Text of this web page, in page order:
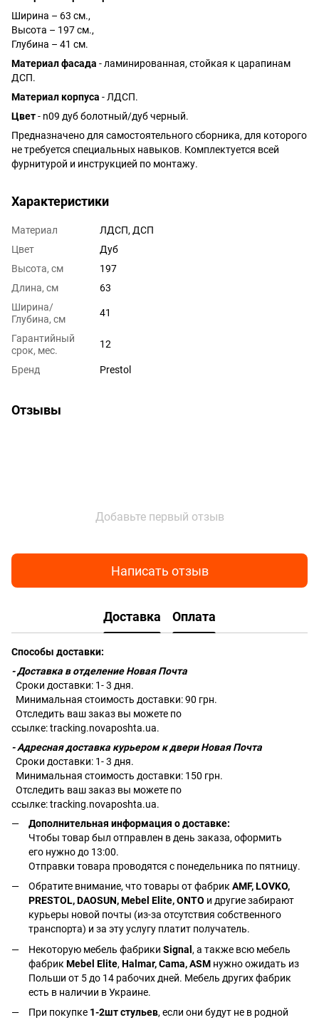
Ширина – 63 см.,
Высота – 197 см.,
Глубина – 41 см.
Материал фасада - ламинированная, стойкая к царапинам
ДСП.
Материал корпуса - ЛДСП.
Цвет- n09 дуб болотный/дуб черный.
Предназначено для самостоятельного сборника, для которого
не требуется специальных навыков. Комплектуется всей
фурнитурой и инструкцией по монтажу.
Характеристики
Материал
ЛДСП, ДСП
Цвет
Дуб
Высота, см
197
Длина, см
63
Ширина/
Глубина, см
41
Гарантийный
срок, мес.
12
Бренд Prestol
Отзывы
Добавьте первый отзыв
Написать отзыв
Доставка Оплата
Способы доставки:
- Доставка в отделение Новая Почта
Сроки доставки: 1- 3 дня.
Минимальная стоимость доставки: 90 грн.
Отследить ваш заказ вы можете по
ссылке:tracking.novaposhta.ua.
- Адресная доставка курьером к двери Новая Почта
Сроки доставки: 1- 3 дня.
Минимальная стоимость доставки: 150 грн.
Отследить ваш заказ вы можете по
ссылке:tracking.novaposhta.ua.
Дополнительная информация о доставке:
Чтобы товар был отправлен в день заказа, оформить
его нужно до 13:00.
Отправки товара проводятся с понедельника по пятницу.
Обратите внимание, что товары от фабрикAMF, LOVKO,
PRESTOL, DAOSUN, Mebel Elite, ONTO и другие забирают
курьеры новой почты (из-за отсутствия собственного
транспорта) и за эту услугу платит получатель.
Некоторую мебель фабрики Signal , а также всю мебель
фабрик Mebel Elite, Halmar, Cama, ASM нужно ожидать из
Польши от 5 до 14 рабочих дней. Мебель других фабрик
есть в наличии в Украине.
При покупке 1-2шт стульев, если они будут не в родной